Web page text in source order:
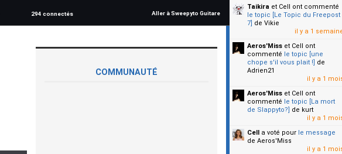
294 connectés Aller à Sweepyto Guitare
COMMUNAUTÉ
Taikira et Cell ont commenté
le topic [Le Topic du Freepost
7] de Vikie
il y a 1
Aeros'Miss et Cell ont
commenté le topic [une
chope s'il vous plait !] de
Adrien21
il y a 1
Aeros'Miss et Cell ont
commenté le topic [La mort
de Slappyto?] de kurt
il y a 1
Cell a voté pour le message
de Aeros'Miss
il y a 1